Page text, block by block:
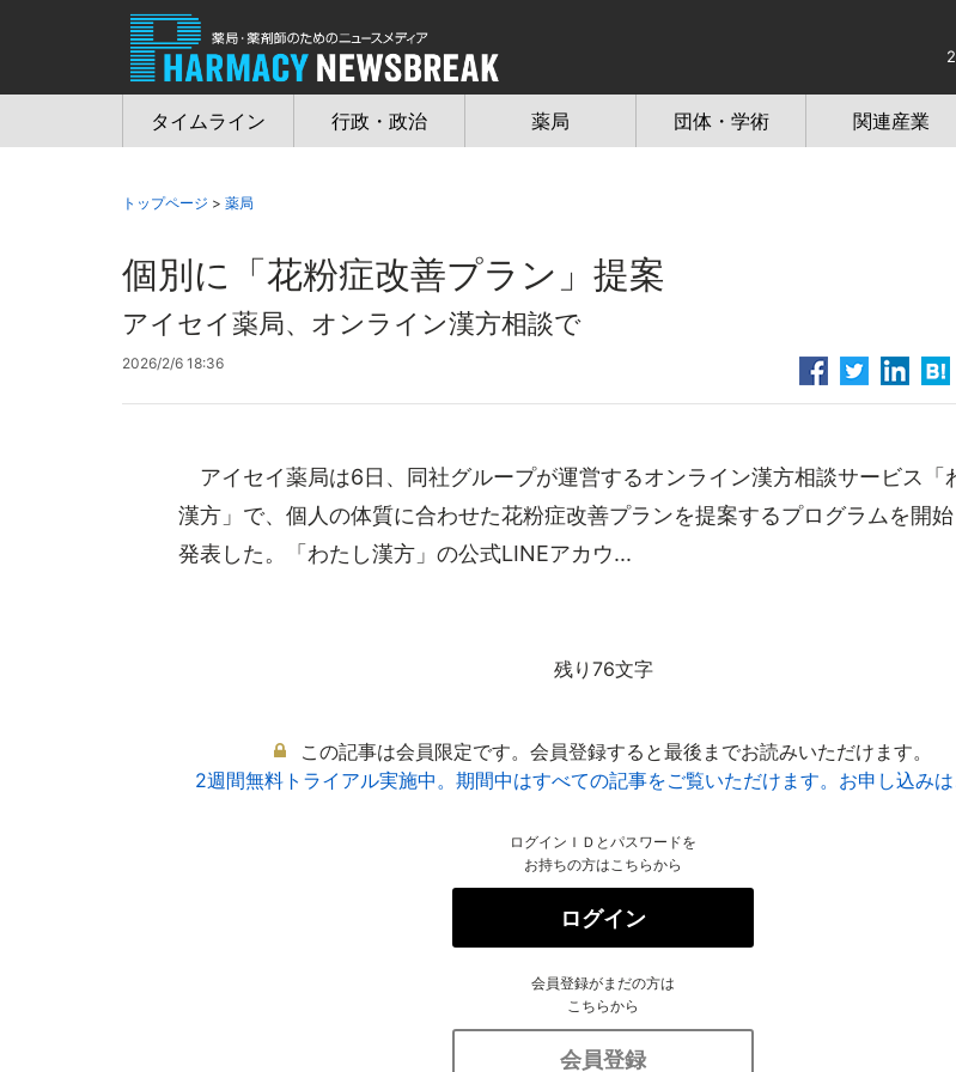
タイムライン 行政・政治 薬局 団体・学術 関連産業
トップページ > 薬局
個別に「花粉症改善プラン」提案
アイセイ薬局、オンライン漢方相談で
2026/2/6 18:36
アイセイ薬局は6日、同社グループが運営するオンライン漢方相談サービス「
漢方」で、個人の体質に合わせた花粉症改善プランを提案するプログラムを開始
発表した。「わたし漢方」の公式LINEアカウ...
残り76文字
この記事は会員限定です。会員登録すると最後までお読みいただけます。
2週間無料トライアル実施中。期間中はすべての記事をご覧いただけます。お申し込み
ログインＩＤとパスワードを
お持ちの方はこちらから
ログイン
会員登録がまだの方は
こちらから
会員登録